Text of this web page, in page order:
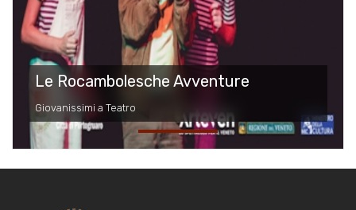
Le Rocambolesche Avventure
Giovanissimi a Teatro